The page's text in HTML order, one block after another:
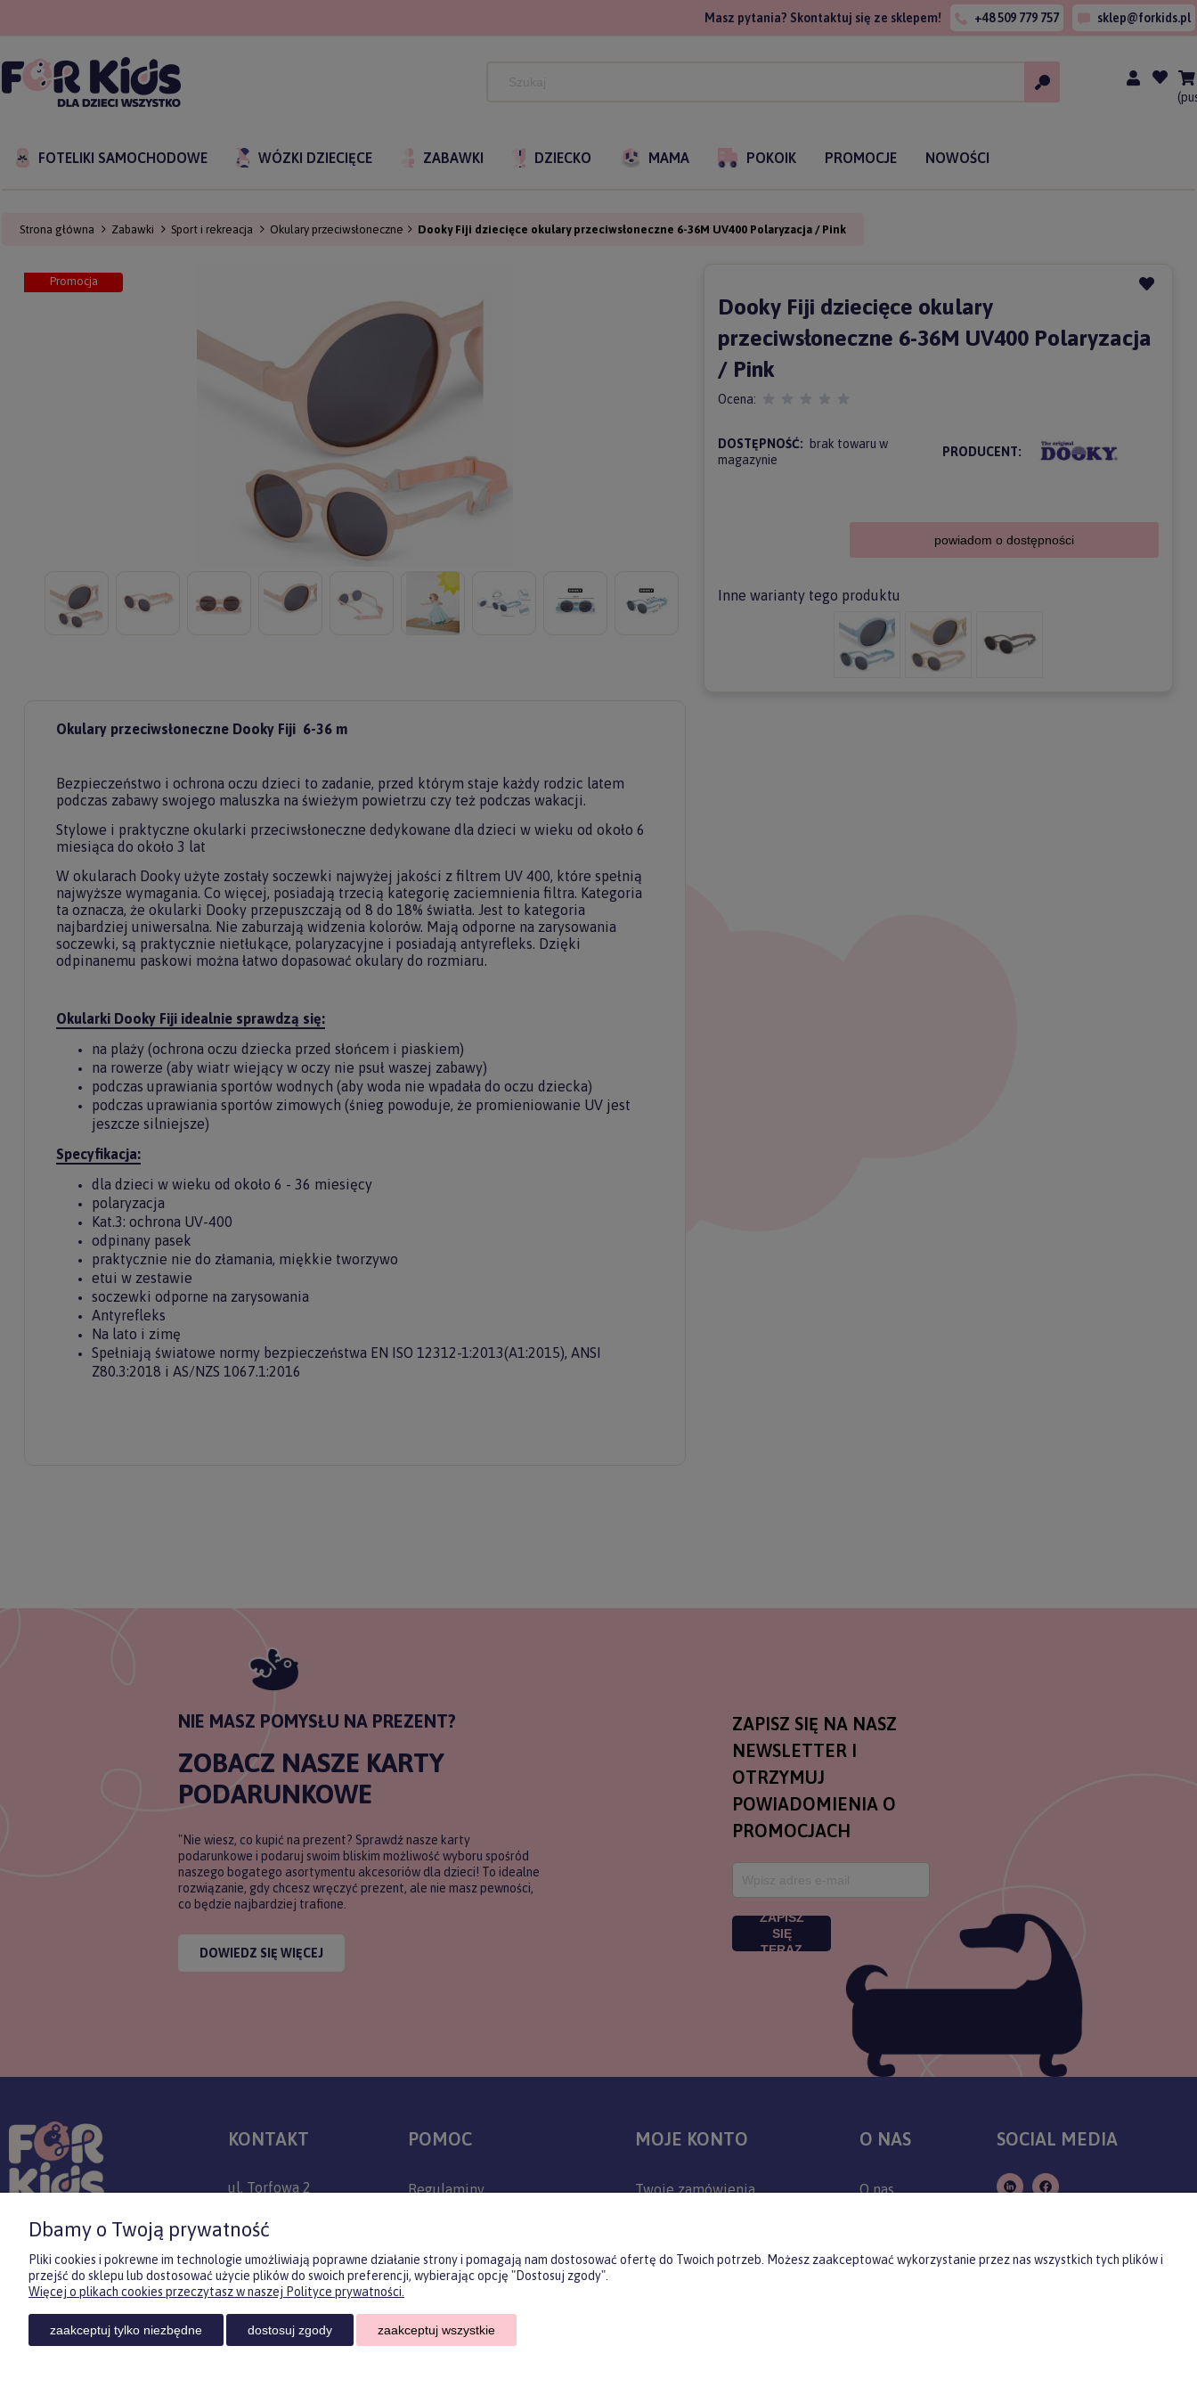
Masz pytania? Skontaktuj się ze sklepem! +48 509 779 757 sklep@forkids.pl
FOTELIKI SAMOCHODOWE WÓZKI DZIECIĘCE ZABAWKI DZIECKO MAMA POKOIK PROMOCJE NOWOŚCI
Strona główna Zabawki Sport i rekreacja Okulary przeciwsłoneczne Dooky Fiji dziecięce okulary przeciwsłoneczne 6-36M UV400 Polaryzacja / Pink
Promocja
Okulary przeciwsłoneczne Dooky Fiji 6-36 m
Bezpieczeństwo i ochrona oczu dzieci to zadanie, przed którym staje każdy rodzic latem
podczas zabawy swojego maluszka na świeżym powietrzu czy też podczas wakacji.
Stylowe i praktyczne okularki przeciwsłoneczne dedykowane dla dzieci w wieku od około 6
miesiąca do około 3 lat
W okularach Dooky użyte zostały soczewki najwyżej jakości z filtrem UV 400, które spełnią
najwyższe wymagania. Co więcej, posiadają trzecią kategorię zaciemnienia filtra. Kategoria
ta oznacza, że okularki Dooky przepuszczają od 8 do 18% światła. Jest to kategoria
najbardziej uniwersalna. Nie zaburzają widzenia kolorów. Mają odporne na zarysowania
soczewki, są praktycznie nietłukące, polaryzacyjne i posiadają antyrefleks. Dzięki
odpinanemu paskowi można łatwo dopasować okulary do rozmiaru.
Okularki Dooky Fiji idealnie sprawdzą się:
na plaży (ochrona oczu dziecka przed słońcem i piaskiem)
na rowerze (aby wiatr wiejący w oczy nie psuł waszej zabawy)
podczas uprawiania sportów wodnych (aby woda nie wpadała do oczu dziecka)
podczas uprawiania sportów zimowych (śnieg powoduje, że promieniowanie UV jest
jeszcze silniejsze)
Specyfikacja:
dla dzieci w wieku od około 6 - 36 miesięcy
polaryzacja
Kat.3: ochrona UV-400
odpinany pasek
praktycznie nie do złamania, miękkie tworzywo
etui w zestawie
soczewki odporne na zarysowania
Antyrefleks
Na lato i zimę
Spełniają światowe normy bezpieczeństwa EN ISO 12312-1:2013(A1:2015), ANSI
Z80.3:2018 i AS/NZS 1067.1:2016
Dooky Fiji dziecięce okulary
przeciwsłoneczne 6-36M UV400 Polaryzacja
/ Pink
Ocena:
DOSTĘPNOŚĆ:
brak towaru w
magazynie
PRODUCENT:
powiadom o dostępności
Inne warianty tego produktu
NIE MASZ POMYSŁU NA PREZENT?
ZOBACZ NASZE KARTY
PODARUNKOWE
"Nie wiesz, co kupić na prezent? Sprawdź nasze karty
podarunkowe i podaruj swoim bliskim możliwość wyboru spośród
naszego bogatego asortymentu akcesoriów dla dzieci! To idealne
rozwiązanie, gdy chcesz wręczyć prezent, ale nie masz pewności,
co będzie najbardziej trafione.
DOWIEDZ SIĘ WIĘCEJ
ZAPISZ SIĘ NA NASZ
NEWSLETTER I
OTRZYMUJ
POWIADOMIENIA O
PROMOCJACH
ZAPISZ
SIĘ
TERAZ
KONTAKT
ul. Torfowa 2
+48 509 779 757
sklep@forkids.pl
Infolinia dostępna:
POMOC
Regulaminy
Polityka prywatności
Jak kupować?
Czas realizacji zamówienia
Czas i koszty dostawy
MOJE KONTO
Twoje zamówienia
Przechowalnia
O NAS
O nas
Producenci
SOCIAL MEDIA
Dołącz do
newslettera Forkids
Twój email
Dbamy o Twoją prywatność
Pliki cookies i pokrewne im technologie umożliwiają poprawne działanie strony i pomagają nam dostosować ofertę do Twoich potrzeb. Możesz zaakceptować wykorzystanie przez nas wszystkich tych plików i
przejść do sklepu lub dostosować użycie plików do swoich preferencji, wybierając opcję "Dostosuj zgody".
Więcej o plikach cookies przeczytasz w naszej Polityce prywatności.
zaakceptuj tylko niezbędne dostosuj zgody zaakceptuj wszystkie